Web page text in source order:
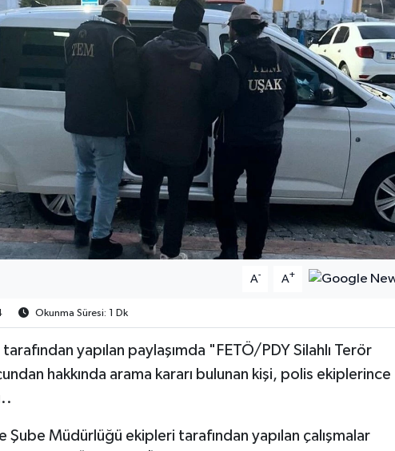
A- A+
Okunma Süresi: 1 Dk
yapılan paylaşımda "FETÖ/PDY Silahlı Terör
hakkında arama kararı bulunan kişi, polis ekiplerince
Müdürlüğü ekipleri tarafından yapılan çalışmalar